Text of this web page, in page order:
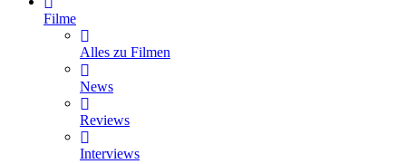
Filme
Alles zu Filmen
News
Reviews
Interviews